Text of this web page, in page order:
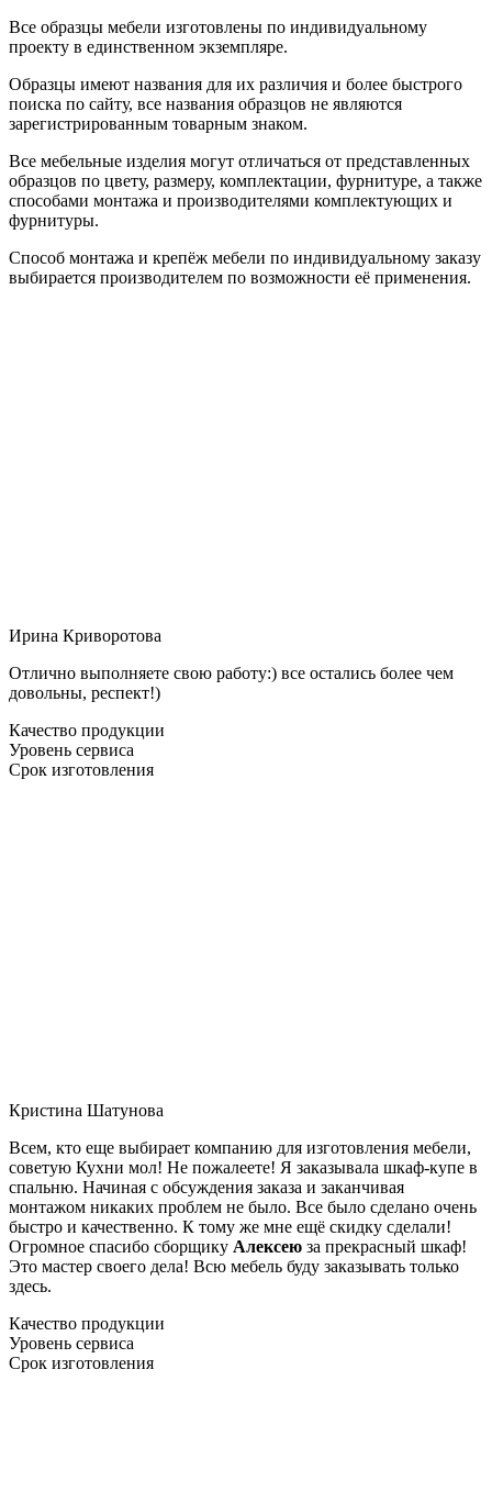
Все образцы мебели изготовлены по индивидуальному
проекту в единственном экземпляре.
Образцы имеют названия для их различия и более быстрого
поиска по сайту, все названия образцов не являются
зарегистрированным товарным знаком.
Все мебельные изделия могут отличаться от представленных
образцов по цвету, размеру, комплектации, фурнитуре, а также
способами монтажа и производителями комплектующих и
фурнитуры.
Способ монтажа и крепёж мебели по индивидуальному заказу
выбирается производителем по возможности её применения.
Ирина Криворотова
Отлично выполняете свою работу:) все остались более чем
довольны, респект!)
Качество продукции
Уровень сервиса
Срок изготовления
Кристина Шатунова
Всем, кто еще выбирает компанию для изготовления мебели,
советую Кухни мол! Не пожалеете! Я заказывала шкаф-купе в
спальню. Начиная с обсуждения заказа и заканчивая
монтажом никаких проблем не было. Все было сделано очень
быстро и качественно. К тому же мне ещё скидку сделали!
Огромное спасибо сборщику Алексею за прекрасный шкаф!
Это мастер своего дела! Всю мебель буду заказывать только
здесь.
Качество продукции
Уровень сервиса
Срок изготовления